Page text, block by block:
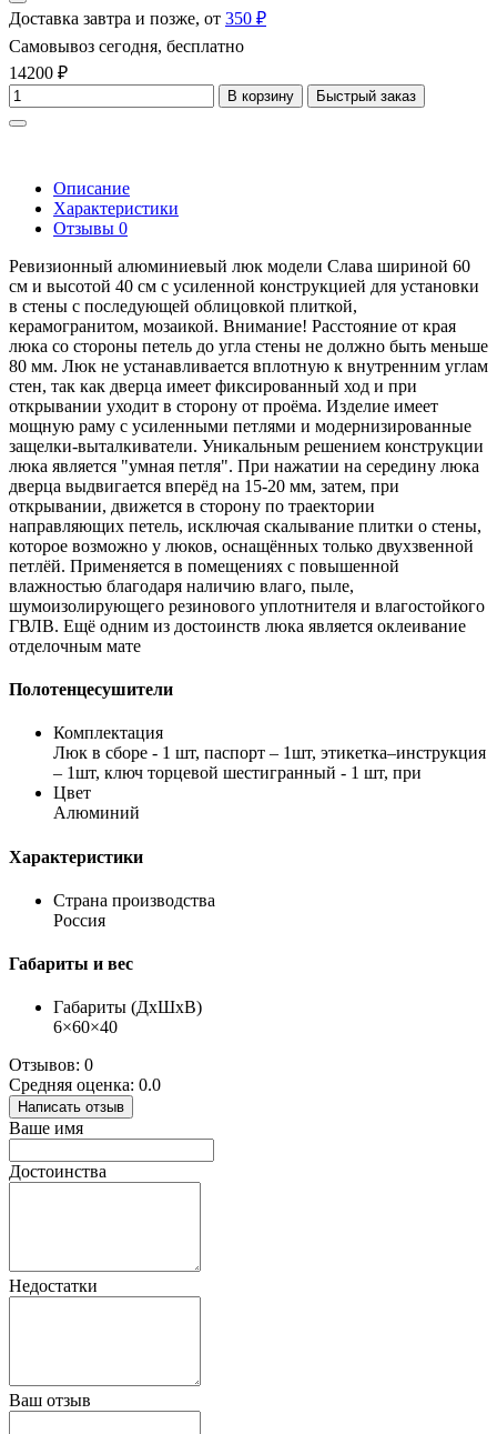
Доставка завтра и позже, от 350 ₽
Самовывоз сегодня, бесплатно
14200 ₽
В корзину Быстрый заказ
Описание
Характеристики
Отзывы 0
Ревизионный алюминиевый люк модели Слава шириной 60
см и высотой 40 см с усиленной конструкцией для установки
в стены с последующей облицовкой плиткой,
керамогранитом, мозаикой. Внимание! Расстояние от края
люка со стороны петель до угла стены не должно быть меньше
80 мм. Люк не устанавливается вплотную к внутренним углам
стен, так как дверца имеет фиксированный ход и при
открывании уходит в сторону от проёма. Изделие имеет
мощную раму с усиленными петлями и модернизированные
защелки-выталкиватели. Уникальным решением конструкции
люка является "умная петля". При нажатии на середину люка
дверца выдвигается вперёд на 15-20 мм, затем, при
открывании, движется в сторону по траектории
направляющих петель, исключая скалывание плитки о стены,
которое возможно у люков, оснащённых только двухзвенной
петлёй. Применяется в помещениях с повышенной
влажностью благодаря наличию влаго, пыле,
шумоизолирующего резинового уплотнителя и влагостойкого
ГВЛВ. Ещё одним из достоинств люка является оклеивание
отделочным мате
Полотенцесушители
Комплектация
Люк в сборе - 1 шт, паспорт – 1шт, этикетка–инструкция
– 1шт, ключ торцевой шестигранный - 1 шт, при
Цвет
Алюминий
Характеристики
Страна производства
Россия
Габариты и вес
Габариты (ДхШхВ)
6×60×40
Отзывов: 0
Средняя оценка: 0.0
Написать отзыв
Ваше имя
Достоинства
Недостатки
Ваш отзыв